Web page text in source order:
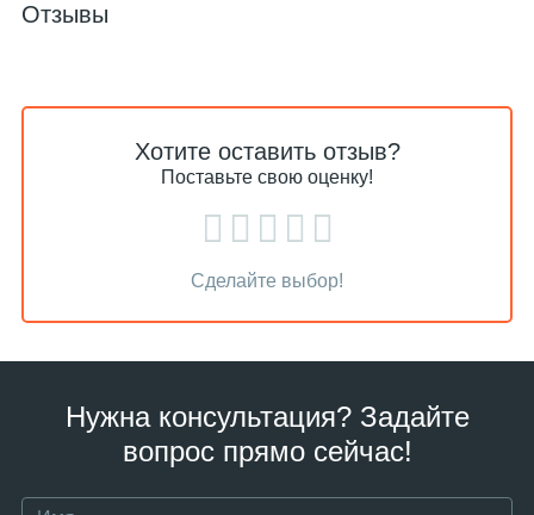
Отзывы
Хотите оставить отзыв?
Поставьте свою оценку!
Сделайте выбор!
Нужна консультация? Задайте
вопрос прямо сейчас!